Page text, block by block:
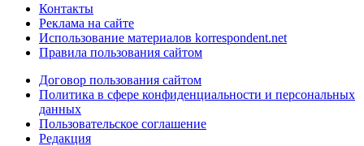
Контакты
Реклама на сайте
Использование материалов korrespondent.net
Правила пользования сайтом
Договор пользования сайтом
Политика в сфере конфиденциальности и персональных
данных
Пользовательское соглашение
Редакция